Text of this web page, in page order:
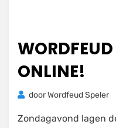
WORDFEUD
ONLINE!
doorWordfeud Speler
Zondagavond lagen